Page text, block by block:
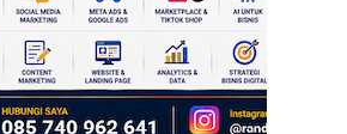
Malang dikenal sebagai
salah satu kota yang
melahirkan banyak ide,
…